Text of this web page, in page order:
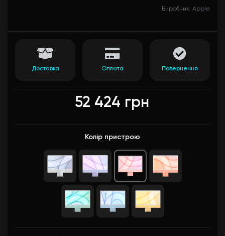
Виробник: Apple
52 424 грн
Колір пристрою
Доставка Оплата Повернення